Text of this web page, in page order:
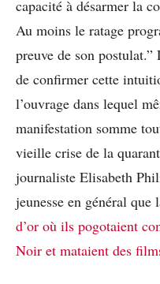
capacité à désarmer la
Au moins le ratage
preuve de son
de confirmer cette
l’ouvrage dans lequel
manifestation somme
vieille crise de la
journaliste Elisabeth
jeunesse en général
d’or où ils pogotaient
Noir et mataient des